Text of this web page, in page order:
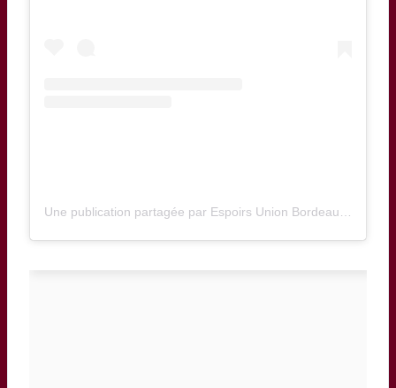
Une publication partagée par Espoirs Union Bordeaux Bègles (@ubbespoirs)